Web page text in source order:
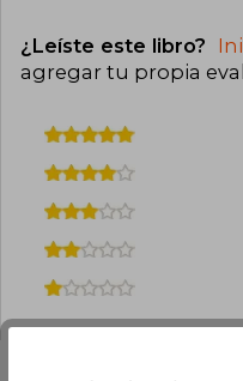
¿Leíste este libro?
agregar tu propia